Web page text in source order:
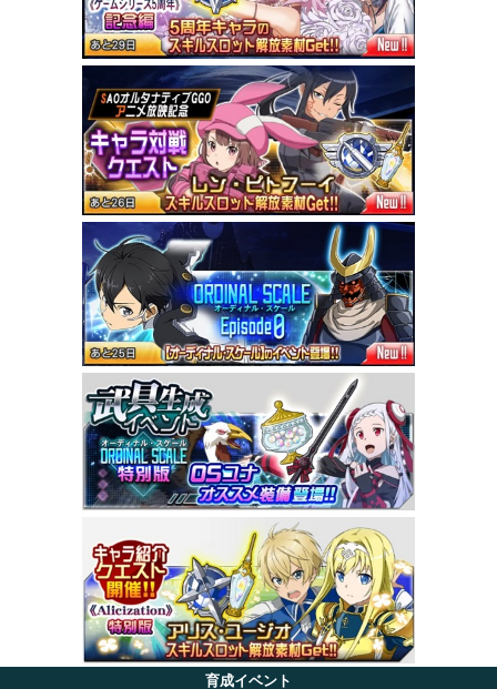
育成イベント